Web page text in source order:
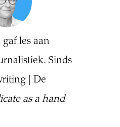
les aan
Sinds
| De
as a hand